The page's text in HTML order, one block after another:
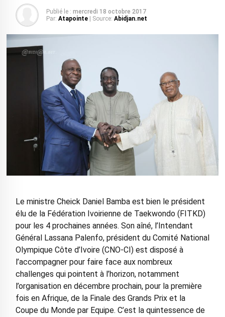
Publié le : mercredi 18 octobre 2017
Par: Atapointe | Source: Abidjan.net
Le ministre Cheick Daniel Bamba est bien le président
élu de la Fédération Ivoirienne de Taekwondo (FITKD)
pour les 4 prochaines années. Son aîné, l’Intendant
Général Lassana Palenfo, président du Comité National
Olympique Côte d’Ivoire (CNO-CI) est disposé à
l’accompagner pour faire face aux nombreux
challenges qui pointent à l’horizon, notamment
l’organisation en décembre prochain, pour la première
fois en Afrique, de la Finale des Grands Prix et la
Coupe du Monde par Equipe. C’est la quintessence de